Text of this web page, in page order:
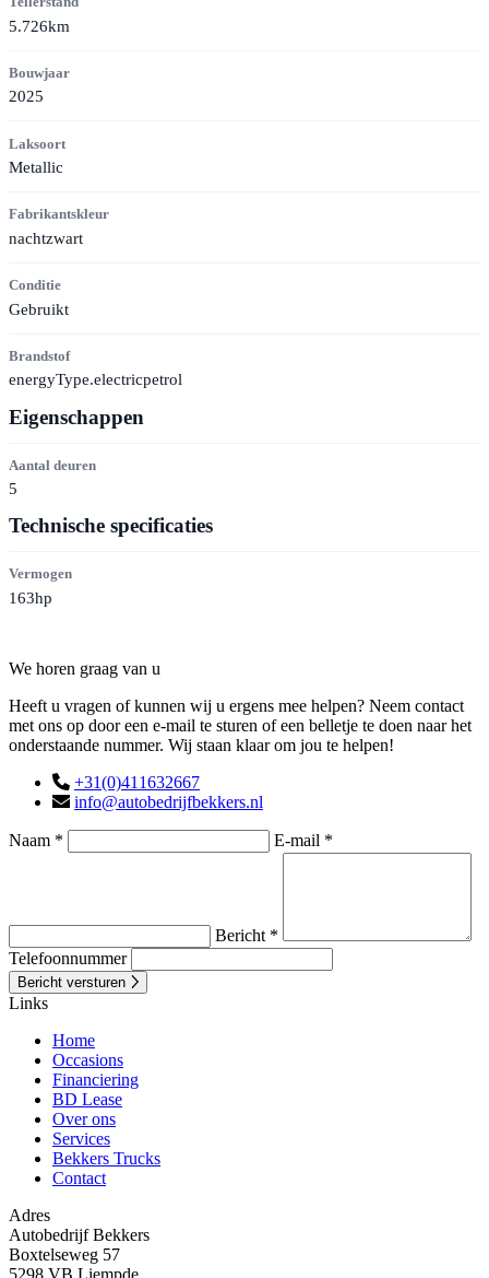
5.726km
Bouwjaar
2025
Laksoort
Metallic
Fabrikantskleur
nachtzwart
Conditie
Gebruikt
Brandstof
energyType.electricpetrol
Eigenschappen
Aantal deuren
5
Technische specificaties
Vermogen
163hp
We horen graag van u
Heeft u vragen of kunnen wij u ergens mee helpen? Neem contact
met ons op door een e-mail te sturen of een belletje te doen naar het
onderstaande nummer. Wij staan klaar om jou te helpen!
+31(0)411632667
info@autobedrijfbekkers.nl
Naam * E-mail *
Bericht *
Telefoonnummer
Bericht versturen
Links
Home
Occasions
Financiering
BD Lease
Over ons
Services
Bekkers Trucks
Contact
Adres
Autobedrijf Bekkers
Boxtelseweg 57
5298 VB Liempde